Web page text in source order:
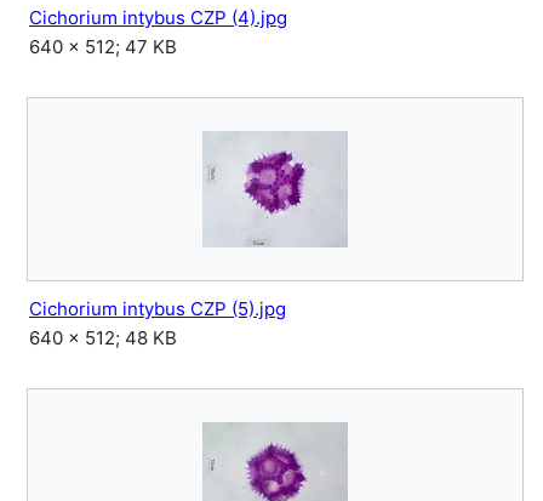
Cichorium intybus CZP (4).jpg
640 × 512; 47 KB
Cichorium intybus CZP (5).jpg
640 × 512; 48 KB